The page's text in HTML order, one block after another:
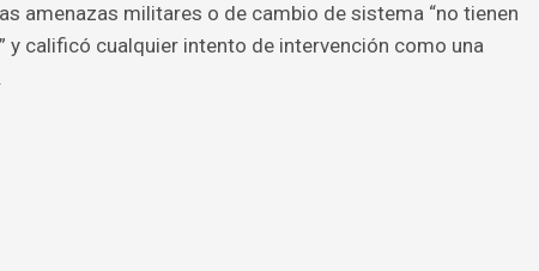
amenazas militares o de cambio de sistema “no tienen
y calificó cualquier intento de intervención como una